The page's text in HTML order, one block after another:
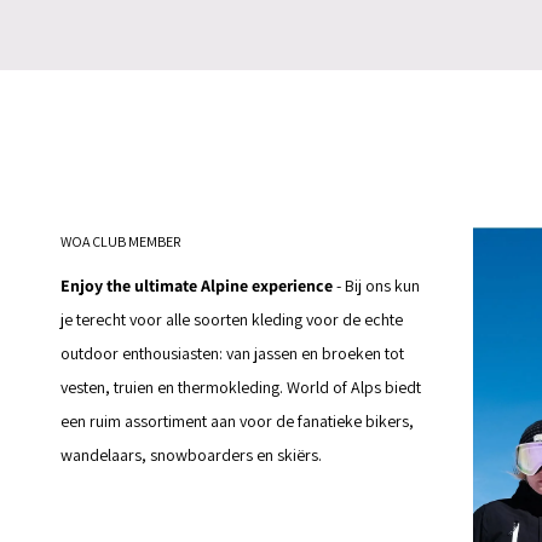
WOA CLUB MEMBER
Enjoy the ultimate Alpine experience- Bij ons kun
je terecht voor alle soorten kleding voor de echte
outdoor enthousiasten: van jassen en broeken tot
vesten, truien en thermokleding. World of Alps biedt
een ruim assortiment aan voor de fanatieke bikers,
wandelaars, snowboarders en skiërs.